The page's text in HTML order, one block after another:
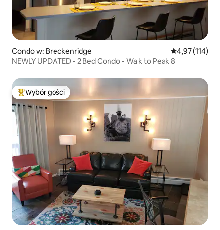
Condo w: Breckenridge Średnia
4,97 (114)
NEWLY UPDATED - 2 Bed Condo - Walk to Peak 8
Najpopularniejsze z kategorii Wybór gości
Wybór gości